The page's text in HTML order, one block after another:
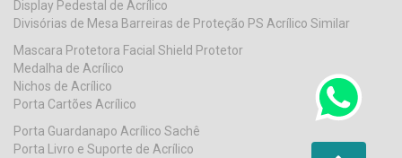
Display Pedestal de Acrílico
Divisórias de Mesa Barreiras de Proteção PS Acrílico Similar
Mascara Protetora Facial Shield Protetor
Medalha de Acrílico
Nichos de Acrílico
Porta Cartões Acrílico
Porta Guardanapo Acrílico Sachê
Porta Livro e Suporte de Acrílico